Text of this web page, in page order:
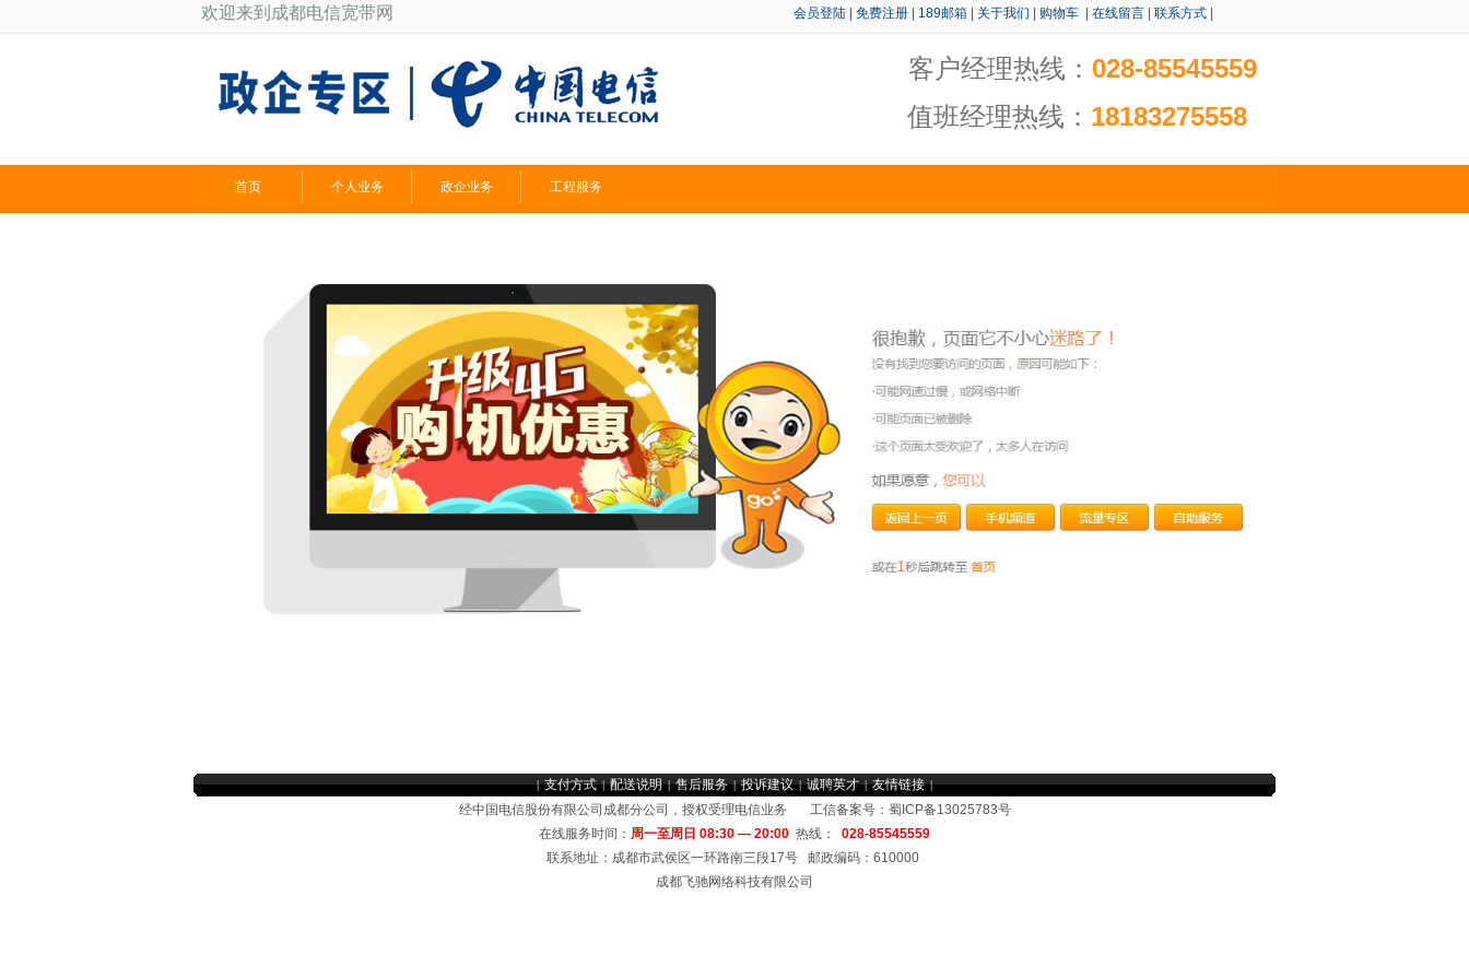
会员登陆 免费注册 189邮箱 关于我们 购物车 在线留言 联系方式
客户经理热线： 028-85545559
欢迎来到成都电信宽带网
首页 个人业务 政企业务 工程服务
值班经理热线： 18183275558
经中国电信股份有限公司成都分公司，授权受理电信业务 工信备案号： 蜀ICP备13025783号
在线服务时间： 周一至周日 08:30 — 20:00 热线： 028-85545559
联系地址：成都市武侯区一环路南三段17号 邮政编码：610000
成都飞驰网络科技有限公司
|支付方式 |配送说明 |售后服务 |投诉建议 |诚聘英才 |友情链接 |